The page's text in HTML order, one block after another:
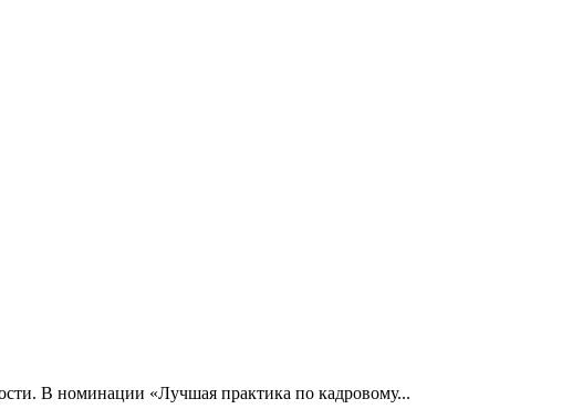
В номинации «Лучшая практика по кадровому...